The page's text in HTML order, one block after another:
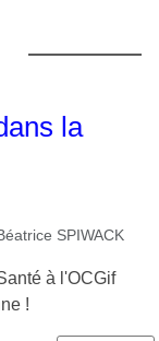
la
SPIWACK
à l'OCGif
!